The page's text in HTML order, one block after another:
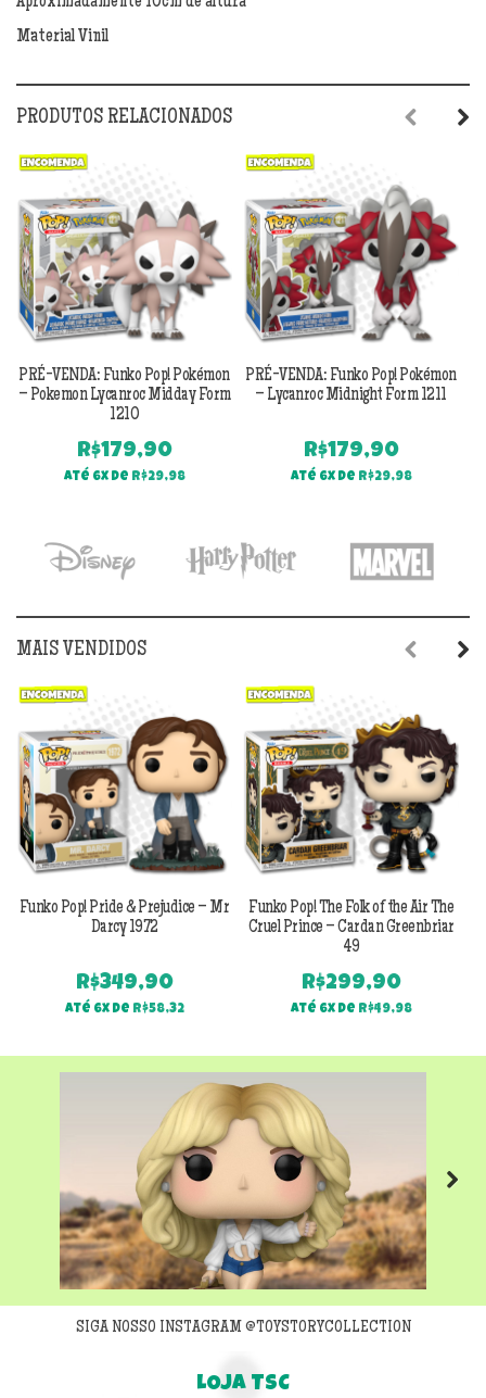
Material Vinil
PRODUTOS RELACIONADOS
PRÉ-VENDA: Funko Pop! Pokémon
– Pokemon Lycanroc Midday Form
1210
R$179,90
Até 6x de R$29,98
PRÉ-VENDA: Funko Pop! Pokémon
– Lycanroc Midnight Form 1211
R$179,90
Até 6x de R$29,98
MAIS VENDIDOS
Funko Pop! Pride & Prejudice – Mr
Darcy 1972
R$349,90
Até 6x de R$58,32
Funko Pop! The Folk of the Air The
Cruel Prince – Cardan Greenbriar
49
R$299,90
Até 6x de R$49,98
Next
SIGA NOSSO INSTAGRAM @TOYSTORYCOLLECTION
LOJA TSC